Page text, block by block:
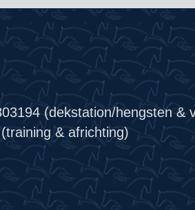
(dekstation/hengsten &
& africhting)